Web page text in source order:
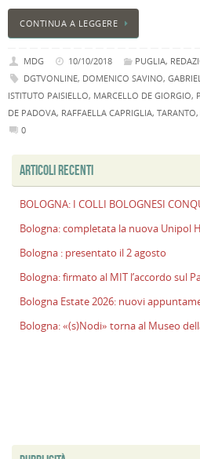
CONTINUA A LEGGERE
MDG 10/10/2018 PUGLIA,
DGTVONLINE, DOMENICO SAVINO,
ISTITUTO PAISIELLO, MARCELLO DE GIORGIO,
DE PADOVA, RAFFAELLA CAPRIGLIA, TARANTO,
0
ARTICOLI RECENTI
BOLOGNA: I COLLI BOLOGNESI
Bologna: completata la nuova Unipol
Bologna : presentato il 2 agosto
Bologna: firmato al MIT l’accordo sul
Bologna Estate 2026: nuovi
Bologna: «(s)Nodi» torna al Museo